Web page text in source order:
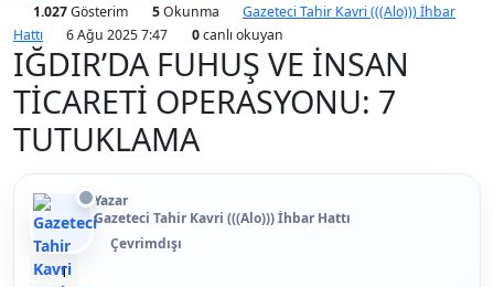
1.027Gösterim 5Okunma
Gazeteci Tahir Kavri (((Alo))) İhbar
Hattı
6 Ağu 2025 7:47 0canlı okuyan
IĞDIR’DA FUHUŞ VE İNSAN
TİCARETİ OPERASYONU: 7
TUTUKLAMA
Yazar
Gazeteci Tahir Kavri (((Alo))) İhbar Hattı
Çevrimdışı
Beğen
1